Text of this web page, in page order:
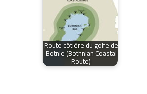
Route côtière du golfe de
Botnie (Bothnian Coastal
Route)